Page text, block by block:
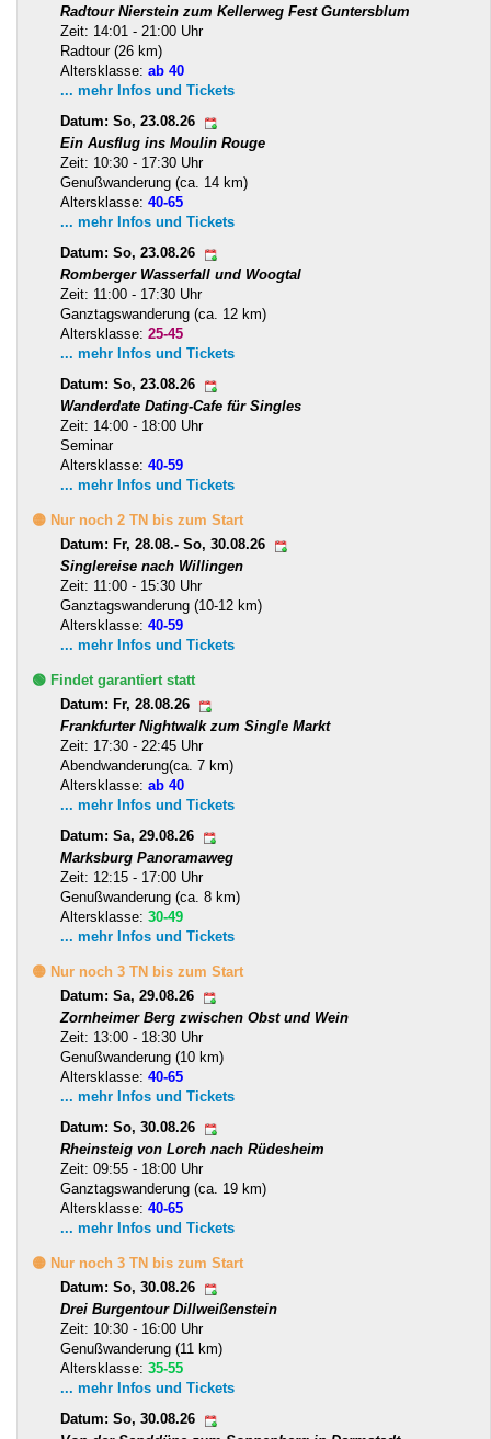
Radtour Nierstein zum Kellerweg Fest Guntersblum
Zeit: 14:01 - 21:00 Uhr
Radtour (26 km)
Altersklasse: ab 40
... mehr Infos und Tickets
Datum: So, 23.08.26
Ein Ausflug ins Moulin Rouge
Zeit: 10:30 - 17:30 Uhr
Genußwanderung (ca. 14 km)
Altersklasse: 40-65
... mehr Infos und Tickets
Datum: So, 23.08.26
Romberger Wasserfall und Woogtal
Zeit: 11:00 - 17:30 Uhr
Ganztagswanderung (ca. 12 km)
Altersklasse: 25-45
... mehr Infos und Tickets
Datum: So, 23.08.26
Wanderdate Dating-Cafe für Singles
Zeit: 14:00 - 18:00 Uhr
Seminar
Altersklasse: 40-59
... mehr Infos und Tickets
🟡 Nur noch 2 TN bis zum Start
Datum: Fr, 28.08.- So, 30.08.26
Singlereise nach Willingen
Zeit: 11:00 - 15:30 Uhr
Ganztagswanderung (10-12 km)
Altersklasse: 40-59
... mehr Infos und Tickets
🟢 Findet garantiert statt
Datum: Fr, 28.08.26
Frankfurter Nightwalk zum Single Markt
Zeit: 17:30 - 22:45 Uhr
Abendwanderung(ca. 7 km)
Altersklasse: ab 40
... mehr Infos und Tickets
Datum: Sa, 29.08.26
Marksburg Panoramaweg
Zeit: 12:15 - 17:00 Uhr
Genußwanderung (ca. 8 km)
Altersklasse: 30-49
... mehr Infos und Tickets
🟡 Nur noch 3 TN bis zum Start
Datum: Sa, 29.08.26
Zornheimer Berg zwischen Obst und Wein
Zeit: 13:00 - 18:30 Uhr
Genußwanderung (10 km)
Altersklasse: 40-65
... mehr Infos und Tickets
Datum: So, 30.08.26
Rheinsteig von Lorch nach Rüdesheim
Zeit: 09:55 - 18:00 Uhr
Ganztagswanderung (ca. 19 km)
Altersklasse: 40-65
... mehr Infos und Tickets
🟡 Nur noch 3 TN bis zum Start
Datum: So, 30.08.26
Drei Burgentour Dillweißenstein
Zeit: 10:30 - 16:00 Uhr
Genußwanderung (11 km)
Altersklasse: 35-55
... mehr Infos und Tickets
Datum: So, 30.08.26